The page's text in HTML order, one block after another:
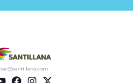
sac@santillana.com